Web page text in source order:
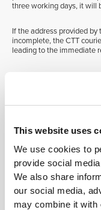
This website uses
We use cookies to
provide social
We also share
our social media,
may combine it with
three working days, it will
If the address provided
incomplete, the CTT
leading to the immediate
couriers are not required
paid is higher than the
am–7 pm at the address
DELIVERY
Mainland Portugal